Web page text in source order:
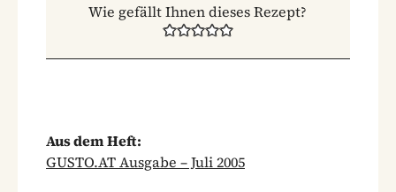
Wie gefällt Ihnen dieses Rezept?
Aus dem Heft:
GUSTO.AT Ausgabe – Juli 2005